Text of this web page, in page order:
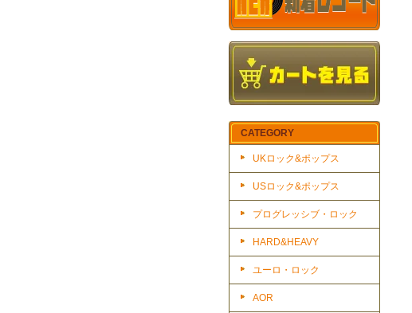
CATEGORY
UKロック&ポップス
USロック&ポップス
プログレッシブ・ロック
HARD&HEAVY
ユーロ・ロック
AOR